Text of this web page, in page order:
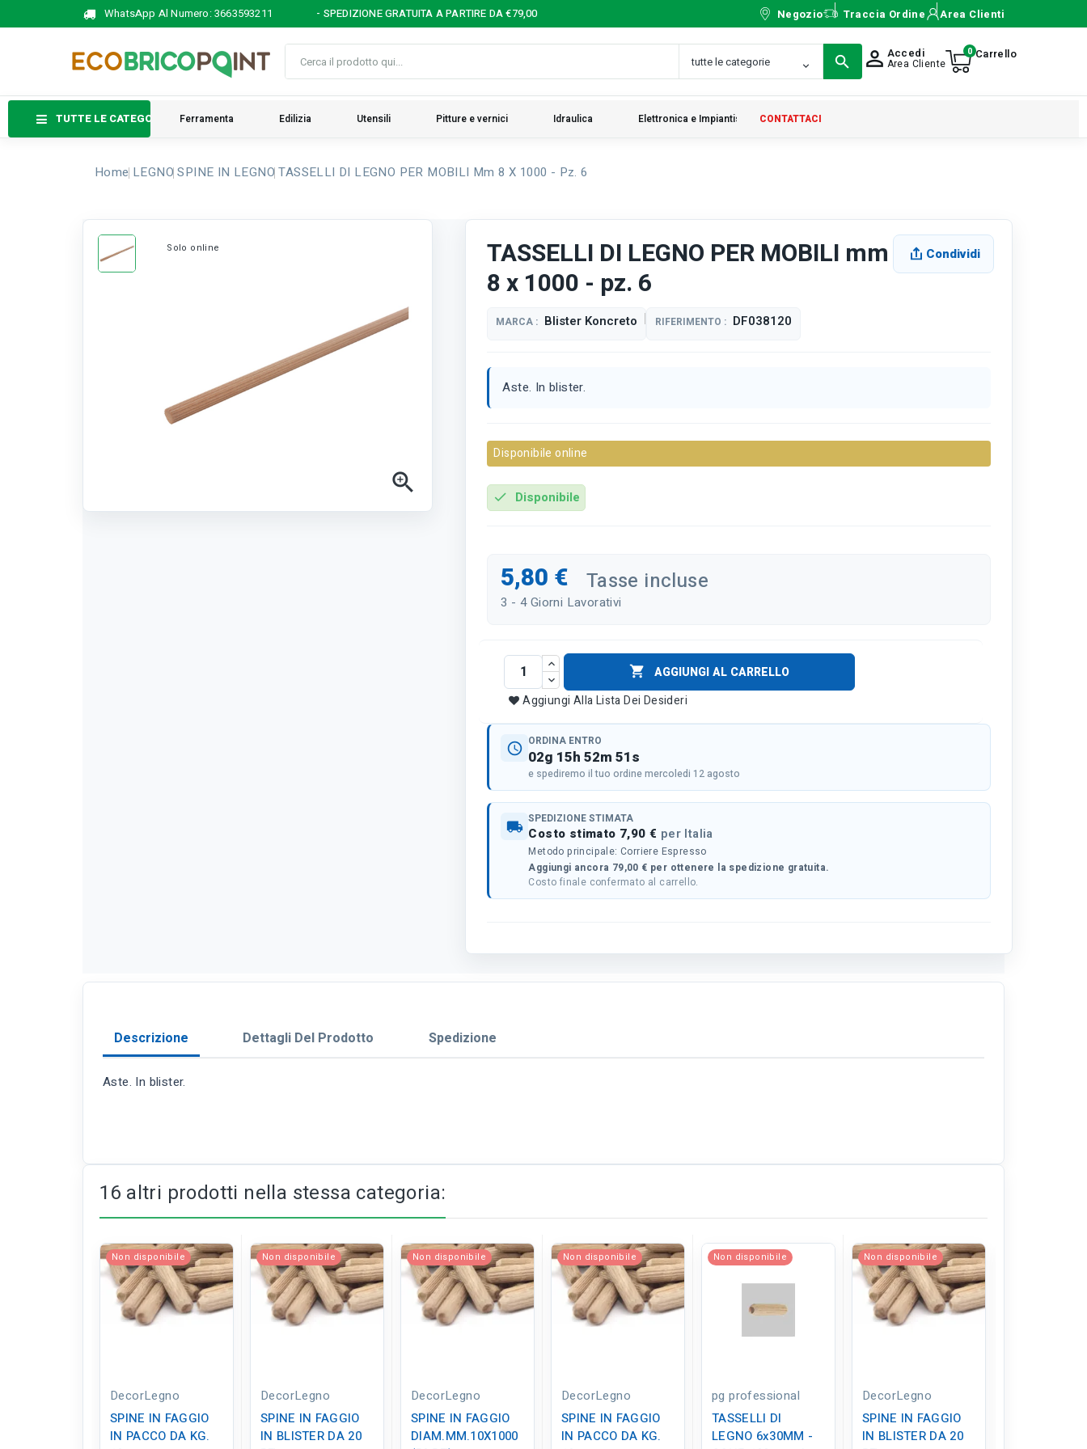
WhatsApp Al Numero:3663593211 - SPEDIZIONE GRATUITA A PARTIRE DA €79,00 Negozio Traccia Ordine Area Clienti
person_outline Accedi
Area Cliente
0
TUTTE LE CATEGORIE Ferramenta Edilizia Utensili Pitture e vernici Idraulica Elettronica e Impiantistica CONTATTACI
Home LEGNO SPINE IN LEGNO TASSELLI DI LEGNO PER MOBILI Mm 8 X 1000 - Pz. 6

Solo online
TASSELLI DI LEGNO PER MOBILI mm
8 x 1000 - pz. 6
MARCA : Blister Koncreto RIFERIMENTO : DF038120
Aste. In blister.
Disponibile online
check Disponibile
5,80 € Tasse incluse
3 - 4 Giorni Lavorativi

AGGIUNGI AL CARRELLO
Aggiungi Alla Lista Dei Desideri
Condividi
schedule ORDINA ENTRO
02g 15h 52m 51s
e spediremo il tuo ordine mercoledi 12 agosto
local_shipping SPEDIZIONE STIMATA
Costo stimato 7,90 € per Italia
Metodo principale: Corriere Espresso
Aggiungi ancora 79,00 € per ottenere la spedizione gratuita.
Costo finale confermato al carrello.
Descrizione Dettagli Del Prodotto Spedizione
Aste. In blister.
16 altri prodotti nella stessa categoria:
Non disponibile
DecorLegno
SPINE IN FAGGIO
IN PACCO DA KG.
Non disponibile
DecorLegno
SPINE IN FAGGIO
IN BLISTER DA 20
Non disponibile
DecorLegno
SPINE IN FAGGIO
DIAM.MM.10X1000
Non disponibile
DecorLegno
SPINE IN FAGGIO
IN PACCO DA KG.
Non disponibile
pg professional
TASSELLI DI
LEGNO 6x30MM -
Non disponibile
DecorLegno
SPINE IN FAGGIO
IN BLISTER DA 20